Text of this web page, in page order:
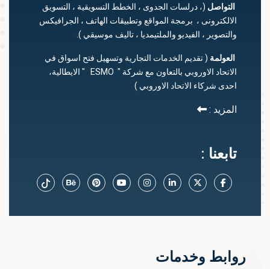
التواصل (، درلسات الجدوى ، الخطط التسويقية ، التسويق
الالكترونى ، برمجة المواقع وتطبيقات الهاتف ، الجرافيكس
والتصوير ، الفيديو والملتيمديا ، تاليف موسيقي ).
العولمة ( تقديم الخدمات التجارية وتسهيل فتح اسواق في
الاتحاد الاوروبي بالتعاون مع شركة " ESMO " الايطالية،
احدى شركاء الاتحاد الاوروبي )
المزيد :
تابعنا :
روابط وخدمات